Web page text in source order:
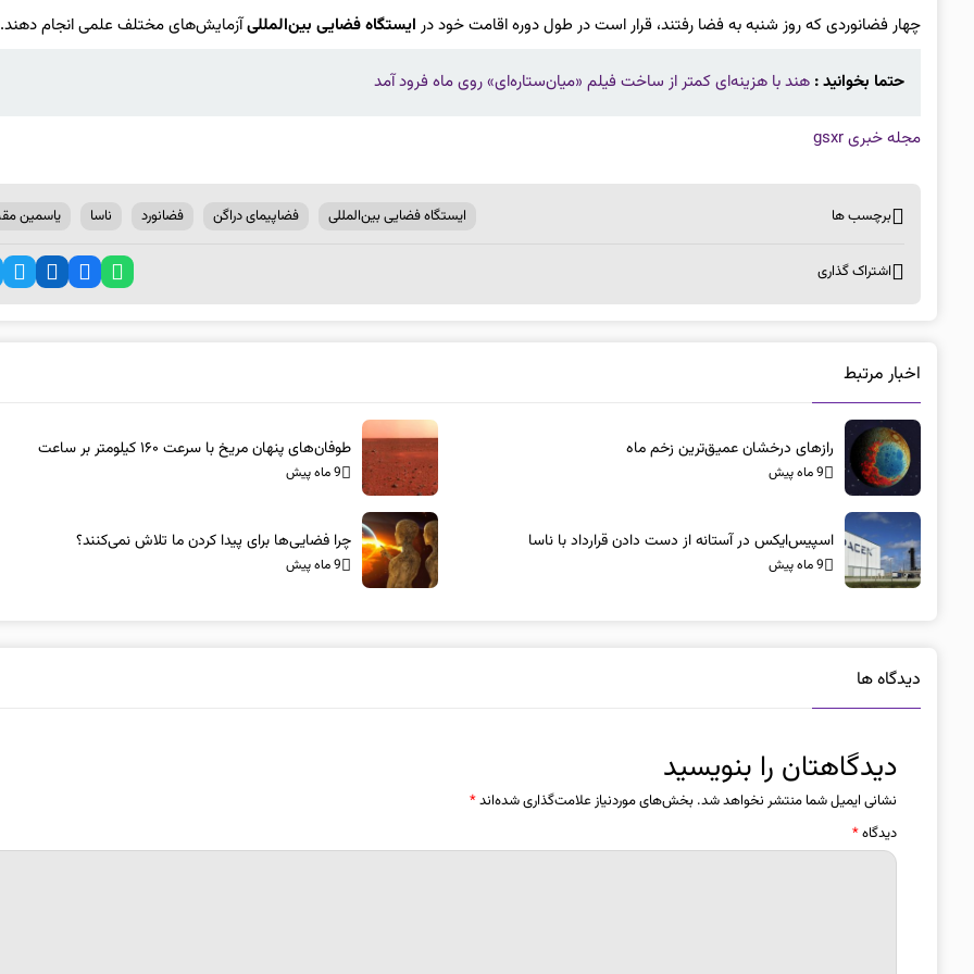
چهار فضانوردی که روز شنبه به فضا رفتند، قرار است در طول دوره اقامت خود در ایستگاه فضایی بین‌المللیآزمایش‌های مختلف علمی انجام دهند.
حتما بخوانید : هند با هزینه‌ای کمتر از ساخت فیلم «میان‌ستاره‌ای» روی ماه فرود آمد
مجله خبری gsxr
برچسب ها ایستگاه فضایی بین‌المللی فضاپیمای دراگن فضانورد ناسا یاسمین
اشتراک گذاری
اخبار مرتبط
رازهای درخشان عمیق‌ترین زخم ماه
9 ماه پیش
طوفان‌های پنهان مریخ با سرعت ۱۶۰ کیلومتر بر ساعت
9 ماه پیش
اسپیس‌ایکس در آستانه از دست دادن قرارداد با ناسا
9 ماه پیش
چرا فضایی‌ها برای پیدا کردن ما تلاش نمی‌کنند؟
9 ماه پیش
دیدگاه ها
دیدگاهتان را بنویسید
نشانی ایمیل شما منتشر نخواهد شد. بخش‌های موردنیاز علامت‌گذاری شده‌اند*
دیدگاه*